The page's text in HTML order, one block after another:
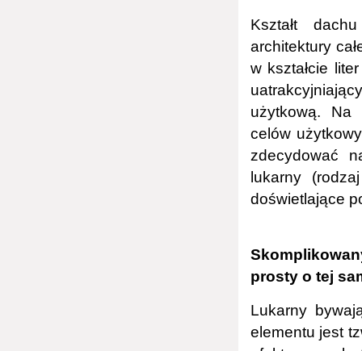
Kształt
architektury
w kształcie
użytkową. Na
celów
zdecydować
lukarny
doświetlające
prosty o tej
Lukarny
elementu jest